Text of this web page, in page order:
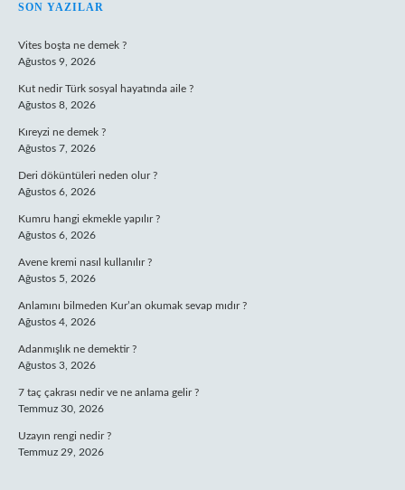
SIDEBAR
SON YAZILAR
Vites boşta ne demek ?
Ağustos 9, 2026
Kut nedir Türk sosyal hayatında aile ?
Ağustos 8, 2026
Kıreyzi ne demek ?
Ağustos 7, 2026
Deri döküntüleri neden olur ?
Ağustos 6, 2026
Kumru hangi ekmekle yapılır ?
Ağustos 6, 2026
Avene kremi nasıl kullanılır ?
Ağustos 5, 2026
Anlamını bilmeden Kur’an okumak sevap mıdır ?
Ağustos 4, 2026
Adanmışlık ne demektir ?
Ağustos 3, 2026
7 taç çakrası nedir ve ne anlama gelir ?
Temmuz 30, 2026
Uzayın rengi nedir ?
Temmuz 29, 2026